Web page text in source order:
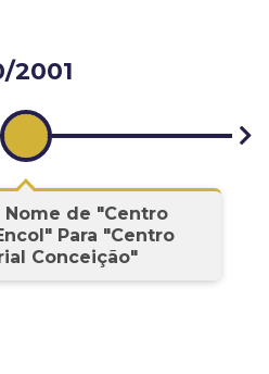
2001
Nome de "Centro
Para "Centro
Conceição"